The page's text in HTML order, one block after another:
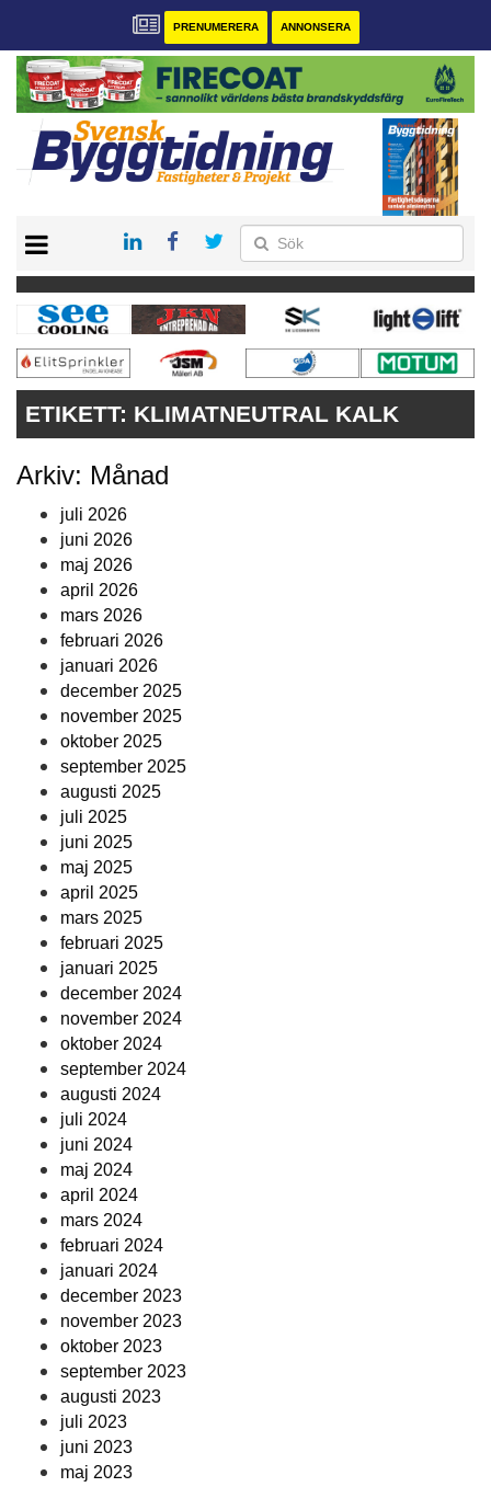
PRENUMERERA ANNONSERA
PRENUMERERA
VÅRA ANDRA MAGASIN
ANNONSERA
KONTAKT
ETIKETT: KLIMATNEUTRAL KALK
Arkiv: Månad
juli 2026
juni 2026
maj 2026
april 2026
mars 2026
februari 2026
januari 2026
december 2025
november 2025
oktober 2025
september 2025
augusti 2025
juli 2025
juni 2025
maj 2025
april 2025
mars 2025
februari 2025
januari 2025
december 2024
november 2024
oktober 2024
september 2024
augusti 2024
juli 2024
juni 2024
maj 2024
april 2024
mars 2024
februari 2024
januari 2024
december 2023
november 2023
oktober 2023
september 2023
augusti 2023
juli 2023
juni 2023
maj 2023